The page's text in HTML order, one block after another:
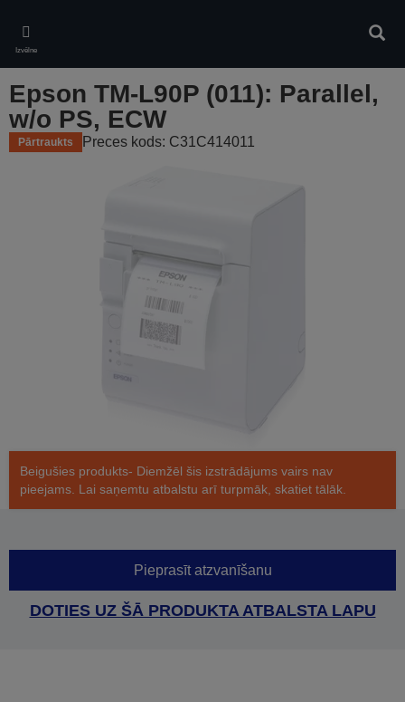
main
content
Izvēlne
Epson TM-L90P (011): Parallel,
w/o PS, ECW
Pārtraukts Preces kods: C31C414011
Beigušies produkts- Diemžēl šis izstrādājums vairs nav
pieejams. Lai saņemtu atbalstu arī turpmāk, skatiet tālāk.
Pieprasīt atzvanīšanu
DOTIES UZ ŠĀ PRODUKTA ATBALSTA LAPU